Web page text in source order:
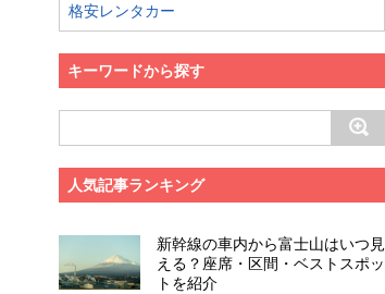
格安レンタカー
キーワードから探す
人気記事ランキング
新幹線の車内から富士山はいつ見
える？座席・区間・ベストスポッ
トを紹介